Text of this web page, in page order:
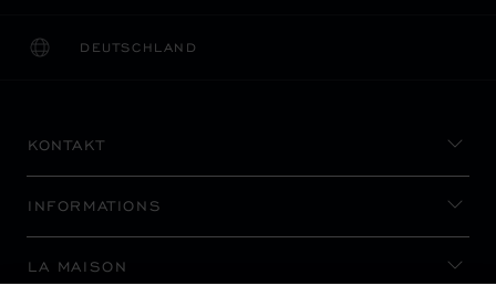
DEUTSCHLAND
LOKALISIERUNG (LAND ÄNDERN)
LAND ÄNDERN
KONTAKT
INFORMATIONS
LA MAISON